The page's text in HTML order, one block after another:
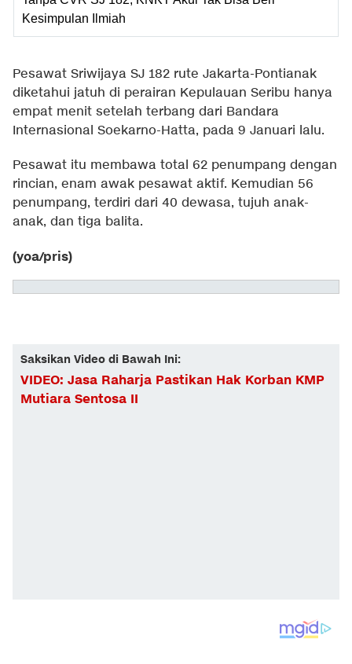
Kesimpulan Ilmiah
Pesawat Sriwijaya SJ 182 rute Jakarta-Pontianak
diketahui jatuh di perairan Kepulauan Seribu hanya
empat menit setelah terbang dari Bandara
Internasional Soekarno-Hatta, pada 9 Januari lalu.
Pesawat itu membawa total 62 penumpang dengan
rincian, enam awak pesawat aktif. Kemudian 56
penumpang, terdiri dari 40 dewasa, tujuh anak-
anak, dan tiga balita.
(yoa/pris)
Saksikan Video di Bawah Ini:
VIDEO: Jasa Raharja Pastikan Hak Korban KMP
Mutiara Sentosa II